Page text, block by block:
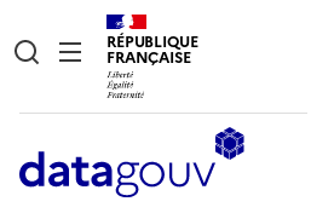
RÉPUBLIQUE
FRANÇAISE